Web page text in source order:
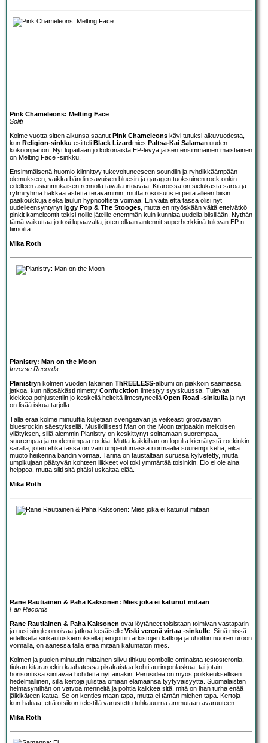
Pink Chameleons: Melting Face
Soliti
Kolme vuotta sitten alkunsa saanut Pink Chameleons kävi tutuksi alkuvuodesta,
kun Religion-sinkku esitteli Black Lizardmies Paltsa-Kai Salaman uuden
kokoonpanon. Nyt lupaillaan jo kokonaista EP-levyä ja sen ensimmäinen maistiainen
on Melting Face -sinkku.
Ensimmäisenä huomio kiinnittyy tukevoituneeseen soundiin ja ryhdikkäämpään
olemukseen, vaikka bändin savuisen bluesin ja garagen tuoksuinen rock onkin
edelleen asianmukaisen rennolla tavalla irtoavaa. Kitaroissa on sielukasta säröä ja
rytmiryhmä hakkaa astetta terävämmin, mutta rosoisuus ei peitä alleen biisin
pääkoukkuja sekä laulun hypnoottista voimaa. En väitä että tässä olisi nyt
uudelleensyntynyt Iggy Pop & The Stooges , mutta en myöskään väitä etteivätkö
pinkit kameleontit tekisi noille jäteille enemmän kuin kunniaa uudella biisillään. Nythän
tämä vaikuttaa jo tosi lupaavalta, joten ollaan antennit superherkkinä tulevan EP:n
tiimoilta.
Mika Roth
Planistry: Man on the Moon
Inverse Records
Planistryn kolmen vuoden takainen ThREELESS-albumi on piakkoin saamassa
jatkoa, kun näpsäkästi nimetty Confucktion ilmestyy syyskuussa. Tulevaa
kiekkoa pohjustettiin jo keskellä helteitä ilmestyneellä Open Road -sinkulla ja nyt
on lisää iskua tarjolla.
Tällä erää kolme minuuttia kuljetaan svengaavan ja veikeästi groovaavan
bluesrockin säestyksellä. Musiikillisesti Man on the Moon tarjoaakin melkoisen
yllätyksen, sillä aiemmin Planistry on keskittynyt soittamaan suorempaa,
suurempaa ja modernimpaa rockia. Mutta kaikkihan on lopulta kierrätystä rockinkin
saralla, joten ehkä tässä on vain umpeutumassa normaalia suurempi kehä, eikä
muoto heikennä bändin voimaa. Tarina on taustaltaan surussa kylvetetty, mutta
umpikujaan päätyvän kohteen liikkeet voi toki ymmärtää toisinkin. Elo ei ole aina
helppoa, mutta silti sitä pitäisi uskaltaa elää.
Mika Roth
Rane Rautiainen & Paha Kaksonen: Mies joka ei katunut mitään
Fan Records
Rane Rautiainen & Paha Kaksonen ovat löytäneet toisistaan toimivan vastaparin
ja uusi single on oivaa jatkoa kesäiselle Viski verenä virtaa -sinkulle . Siinä missä
edellisellä sinkautuskierroksella pengottiin arkistojen kätköjä ja uhottiin nuoren uroon
voimalla, on äänessä tällä erää mitään katumaton mies.
Kolmen ja puolen minuutin mittainen siivu tihkuu combolle ominaista testosteronia,
tiukan kitararockin kaahatessa pikakaistaa kohti auringonlaskua, tai jotain
horisontissa siintävää hohdetta nyt ainakin. Perusidea on myös poikkeuksellisen
hedelmällinen, sillä kertoja julistaa omaan elämäänsä tyytyväisyyttä. Suomalaisten
helmasyntihän on vatvoa menneitä ja pohtia kaikkea sitä, mitä on ihan turha enää
jälkikäteen katua. Se on kenties maan tapa, mutta ei tämän miehen tapa. Kertoja
kun haluaa, että otsikon tekstillä varustettu tuhkauurna ammutaan avaruuteen.
Mika Roth